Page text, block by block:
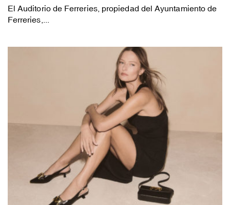
El Auditorio de Ferreries, propiedad del Ayuntamiento de
Ferreries,...